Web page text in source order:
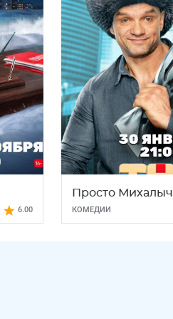
6.00
Просто Михалыч
КОМЕДИИ